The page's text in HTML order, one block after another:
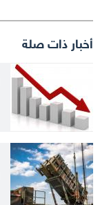
أخبار ذات صلة